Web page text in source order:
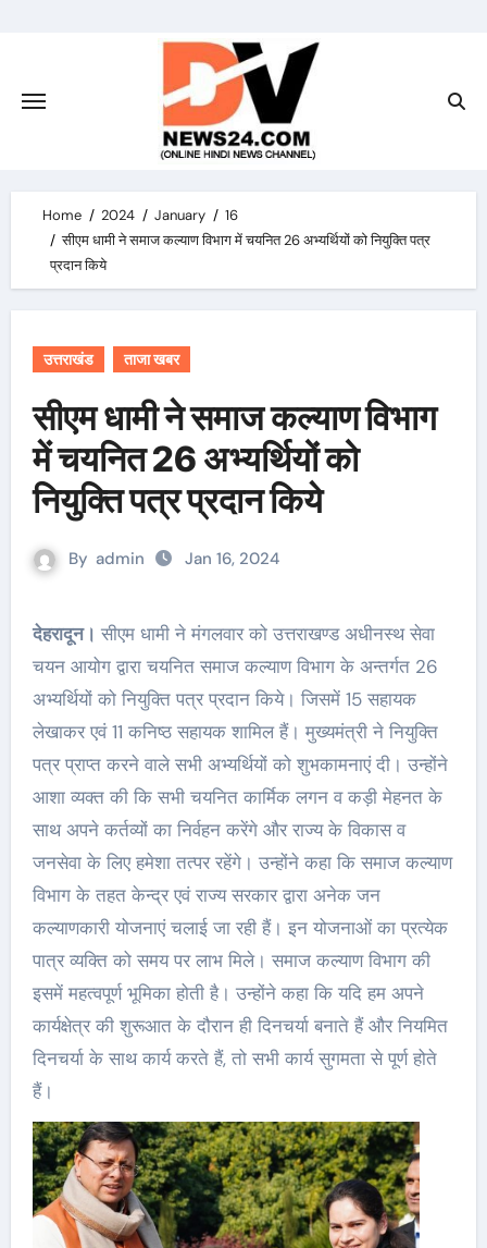
Home 2024 January
16
सीएम धामी ने समाज कल्याण विभाग में चयनित 26 अभ्यर्थियों को नियुक्ति पत्र
प्रदान किये
उत्तराखंड ताजा खबर
सीएम धामी ने समाज कल्याण विभाग
में चयनित 26 अभ्यर्थियों को
नियुक्ति पत्र प्रदान किये
By admin Jan 16, 2024
देहरादून। सीएम धामी ने मंगलवार को उत्तराखण्ड अधीनस्थ सेवा
चयन आयोग द्वारा चयनित समाज कल्याण विभाग के अन्तर्गत 26
अभ्यर्थियों को नियुक्ति पत्र प्रदान किये। जिसमें 15 सहायक
लेखाकर एवं 11 कनिष्ठ सहायक शामिल हैं। मुख्यमंत्री ने नियुक्ति
पत्र प्राप्त करने वाले सभी अभ्यर्थियों को शुभकामनाएं दी। उन्होंने
आशा व्यक्त की कि सभी चयनित कार्मिक लगन व कड़ी मेहनत के
साथ अपने कर्तव्यों का निर्वहन करेंगे और राज्य के विकास व
जनसेवा के लिए हमेशा तत्पर रहेंगे। उन्होंने कहा कि समाज कल्याण
विभाग के तहत केन्द्र एवं राज्य सरकार द्वारा अनेक जन
कल्याणकारी योजनाएं चलाई जा रही हैं। इन योजनाओं का प्रत्येक
पात्र व्यक्ति को समय पर लाभ मिले। समाज कल्याण विभाग की
इसमें महत्वपूर्ण भूमिका होती है। उन्होंने कहा कि यदि हम अपने
कार्यक्षेत्र की शुरूआत के दौरान ही दिनचर्या बनाते हैं और नियमित
दिनचर्या के साथ कार्य करते हैं, तो सभी कार्य सुगमता से पूर्ण होते
हैं।